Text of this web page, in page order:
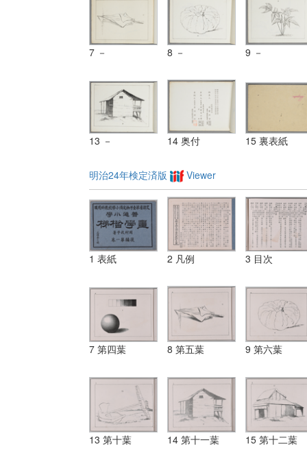
7 － 8 － 9 －
13 － 14 奥付 15 裏表紙
明治24年検定済版 Viewer
1 表紙 2 凡例 3 目次
7 第四葉 8 第五葉 9 第六葉
13 第十葉 14 第十一葉 15 第十二葉